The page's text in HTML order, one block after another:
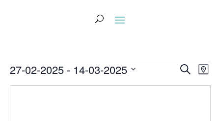
Esdeveniments
visual
Cerca
de
Map
27-02-2025 - 14-03-2025
Select